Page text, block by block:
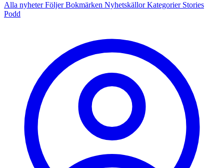
Alla nyheterFöljerBokmärken NyhetskällorKategorier Stories
Podd